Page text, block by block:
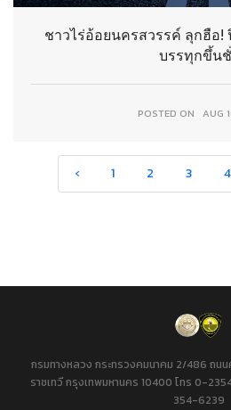
ชาวไร่อ้อยนครสวรรค์ ลุกฮือ!
บรรทุกขึ้น
POSTED ON AUG
‹ 1 2 3 4
กรมทางหลวง กระทรวงคมนาคม 2/486 ถน
ราชเทวี กรุงเทพมหานคร 10400 โทร 0-
354-6239